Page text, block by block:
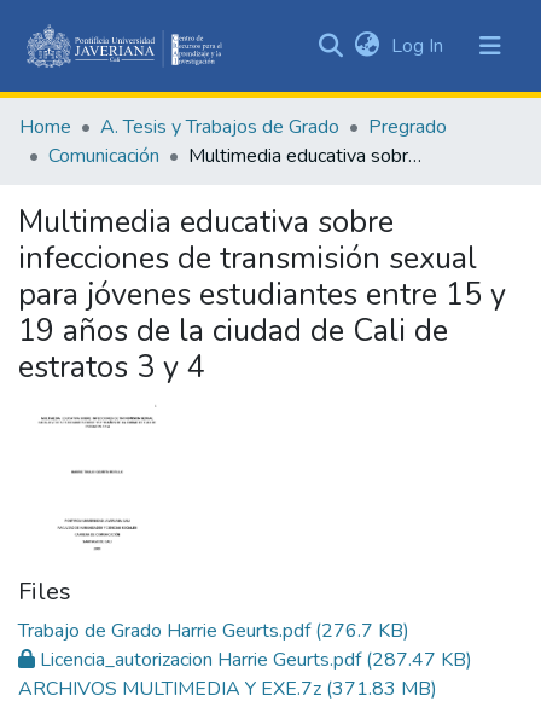
&
Collections
Statistics
Log In (current)
Home A. Tesis y Trabajos de Grado
Pregrado
Comunicación
Multimedia educativa sobre infecciones de transmisión sexual para jóvenes estudiantes entre 15 y 19 años de la ciudad de Cali de estratos 3 y 4
Multimedia educativa sobre
infecciones de transmisión sexual
para jóvenes estudiantes entre 15 y
19 años de la ciudad de Cali de
estratos 3 y 4
Files
Trabajo de Grado Harrie Geurts.pdf(276.7 KB)
Licencia_autorizacion Harrie Geurts.pdf(287.47 KB)
ARCHIVOS MULTIMEDIA Y EXE.7z (371.83 MB)